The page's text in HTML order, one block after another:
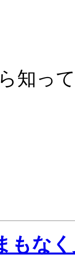
知っ
もな